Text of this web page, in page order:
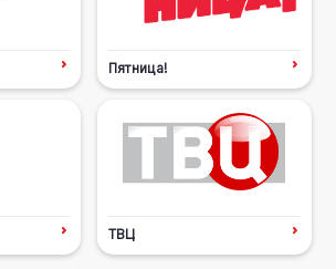
Пятница!
ТВЦ